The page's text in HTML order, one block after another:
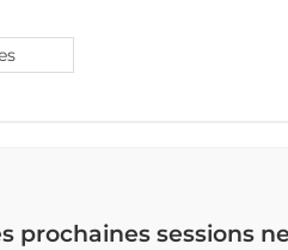
prochaines sessions